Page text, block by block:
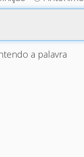
a palavra